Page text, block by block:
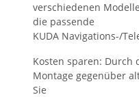
verschiedenen
die passende
KUDA Navigations-/
Kosten sparen: Durch
Montage gegenüber
Sie